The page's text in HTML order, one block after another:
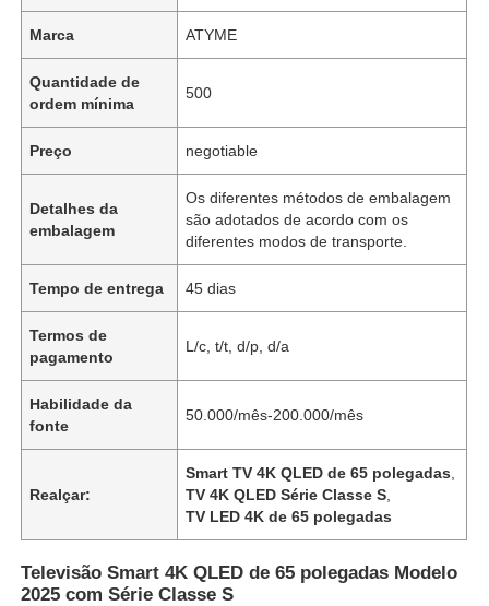
Marca ATYME
Quantidade de
ordem mínima
500
Preço negotiable
Detalhes da
embalagem
Os diferentes métodos de embalagem
são adotados de acordo com os
diferentes modos de transporte.
Tempo de entrega 45 dias
Termos de
pagamento
L/c, t/t, d/p, d/a
Habilidade da
fonte
50.000/mês-200.000/mês
Realçar:
Smart TV 4K QLED de 65 polegadas
TV 4K QLED Série Classe S
TV LED 4K de 65 polegadas
Televisão Smart 4K QLED de 65 polegadas Modelo
2025 com Série Classe S